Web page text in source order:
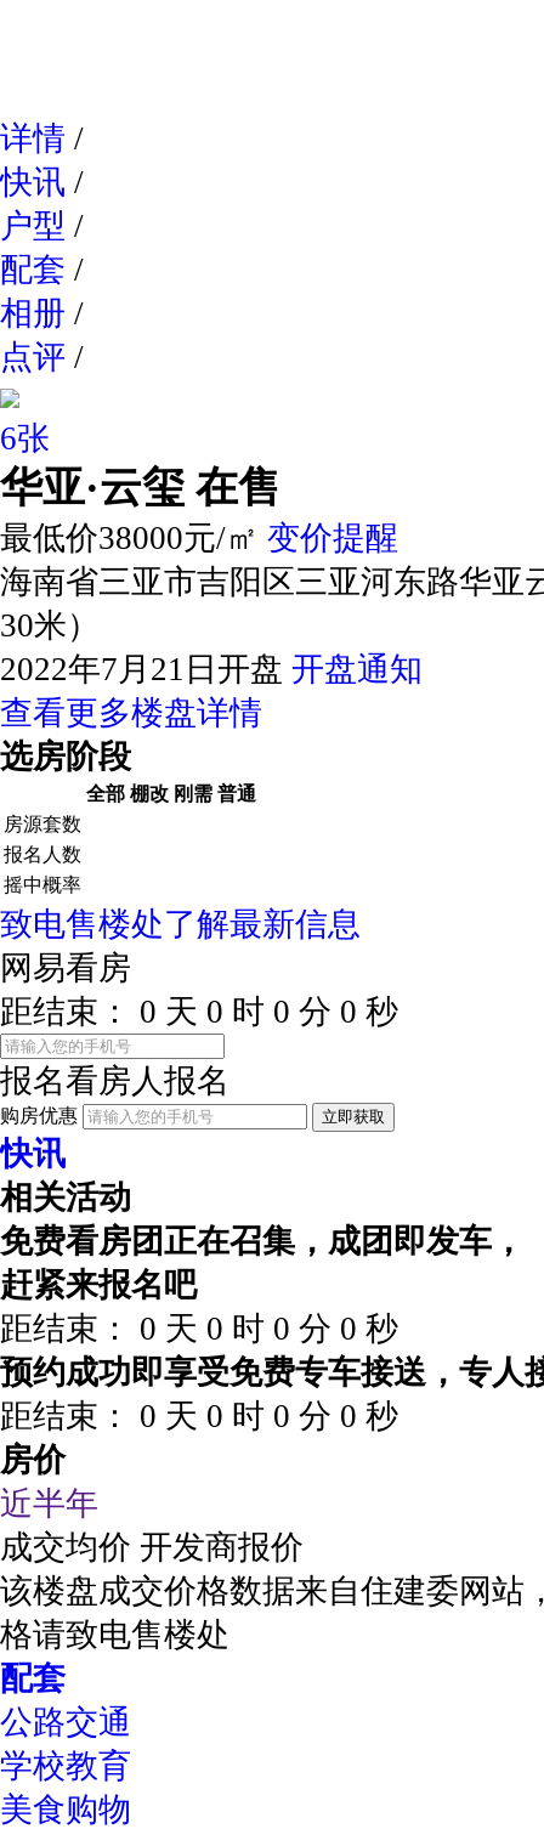
详情 /
快讯 /
户型 /
配套 /
相册 /
点评 /
6张
华亚·云玺 在售
最低价38000元/㎡ 变价提醒
海南省三亚市吉阳区三亚河东路华亚
30米）
2022年7月21日开盘 开盘通知
查看更多楼盘详情
选房阶段
全部 棚改 刚需 普通
房源套数
报名人数
摇中概率
致电售楼处了解最新信息
网易看房
距结束：
0 天 0 时 0 分 0 秒
报名看房人报名
购房优惠 立即获取
快讯
相关活动
免费看房团正在召集，成团即发车，
赶紧来报名吧
距结束：
0 天 0 时 0 分 0 秒
预约成功即享受免费专车接送，专人
距结束：
0 天 0 时 0 分 0 秒
房价
近半年
成交均价 开发商报价
该楼盘成交价格数据来自住建委网站
格请致电售楼处
配套
公路交通
学校教育
美食购物